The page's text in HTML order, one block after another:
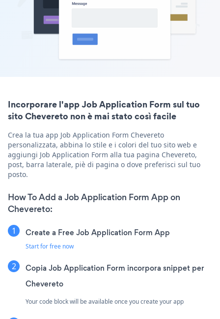
Incorporare l'app Job Application Form sul tuo
sito Chevereto non è mai stato così facile
Crea la tua app Job Application Form Chevereto
personalizzata, abbina lo stile e i colori del tuo sito web e
aggiungi Job Application Form alla tua pagina Chevereto,
post, barra laterale, piè di pagina o dove preferisci sul tuo
posto.
How To Add a Job Application Form App on
Chevereto:
Create a Free Job Application Form App
Start for free now
Copia Job Application Form incorpora snippet per
Chevereto
Your code block will be available once you create your app